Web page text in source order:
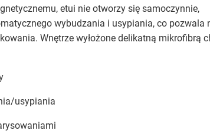
etui nie otworzy się samoczynnie,
wybudzania i usypiania, co pozwala
Wnętrze wyłożone delikatną mikrofibrą
usypiania